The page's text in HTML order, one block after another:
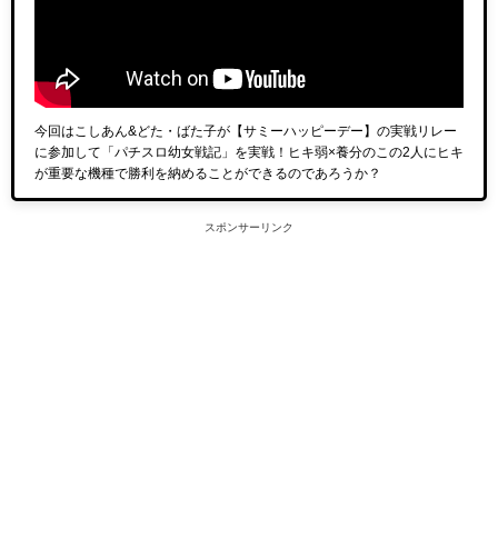
今回はこしあん&どた・ばた子が【サミーハッピーデー】の実戦リレー
に参加して「パチスロ幼女戦記」を実戦！ヒキ弱×養分のこの2人にヒキ
が重要な機種で勝利を納めることができるのであろうか？
スポンサーリンク